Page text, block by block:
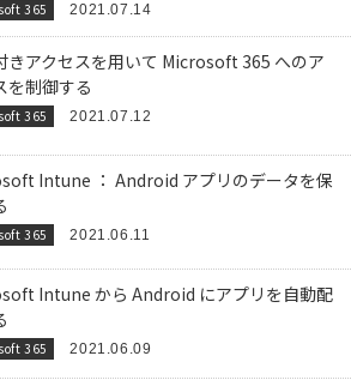
365 2021.07.14
きアクセスを用いて Microsoft 365 へのア
を制御する
365 2021.07.12
Intune ： Android アプリのデータを保
365 2021.06.11
Intune から Android にアプリを自動配
365 2021.06.09